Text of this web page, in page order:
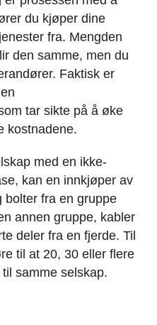
du kjøper dine
fra. Mengden
den samme, men du
Faktisk er
tar sikte på å øke
kostnadene.
med en ikke-
kan en innkjøper av
bolter fra en gruppe
annen gruppe, kabler
deler fra en fjerde. Til
til at 20, 30 eller flere
samme selskap.